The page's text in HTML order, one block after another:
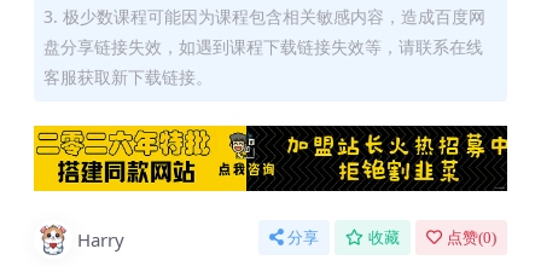
3. 极少数课程可能因为课程包含相关敏感内容，造成百度网
盘分享链接失效，如遇到课程下载链接失效等，请联系在线
客服获取新下载链接。
Harry 分享 收藏 点赞(0)